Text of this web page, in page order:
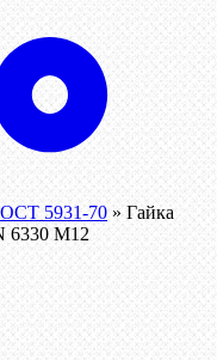
5931-70 » Гайка
6330 М12